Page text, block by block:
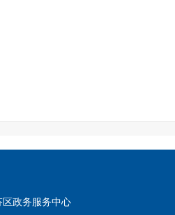
政务服务中心